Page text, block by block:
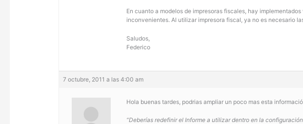
En cuanto a modelos de impresoras fiscales, hay
inconvenientes. Al utilizar impresora fiscal, ya no es necesario
Saludos,
Federico
7 octubre, 2011 a las 4:00 am
Hola buenas tardes, podrias ampliar un poco mas esta
“Deberías redefinir el Informe a utilizar dentro en la